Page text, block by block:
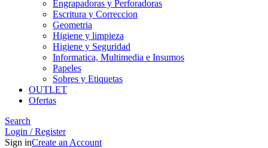
Engrapadoras y Perforadoras
Escritura y Correccion
Geometria
Higiene y limpieza
Higiene y Seguridad
Informatica, Multimedia e Insumos
Papeles
Sobres y Etiquetas
OUTLET
Ofertas
Search
Login / Register
Sign inCreate an Account